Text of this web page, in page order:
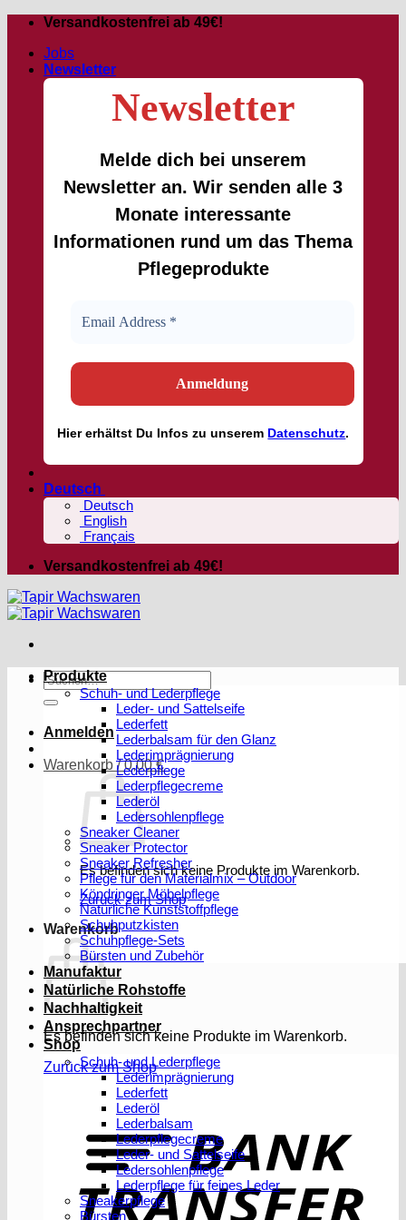
Zum
springen
Versandkostenfrei ab 49€!
Jobs
Newsletter
Newsletter
Melde dich bei unserem
Newsletter an. Wir senden alle 3
Monate interessante
Informationen rund um das Thema
Pflegeprodukte
Hiererhältst Du Infos zu unserem Datenschutz.
Deutsch
Deutsch
English
Français
Versandkostenfrei ab 49€!
Suchen
nach:
Anmelden
Warenkorb /0,00€
Es befinden sich keine Produkte im Warenkorb.
Zurück zum Shop
Warenkorb
Es befinden sich keine Produkte im Warenkorb.
Zurück zum Shop
Produkte
Schuh- und Lederpflege
Leder- und Sattelseife
Lederfett
Lederbalsam für den Glanz
Lederimprägnierung
Lederpflege
Lederpflegecreme
Lederöl
Ledersohlenpflege
Sneaker Cleaner
Sneaker Protector
Sneaker Refresher
Pflege für den Materialmix – Outdoor
Köndringer Möbelpflege
Natürliche Kunststoffpflege
Schuhputzkisten
Schuhpflege-Sets
Bürsten und Zubehör
Manufaktur
Natürliche Rohstoffe
Nachhaltigkeit
Ansprechpartner
Shop
Schuh- und Lederpflege
Lederimprägnierung
Lederfett
Lederöl
Lederbalsam
Lederpflegecreme
Leder- und Sattelseife
Ledersohlenpflege
Lederpflege für feines Leder
Sneakerpflege
Bürsten